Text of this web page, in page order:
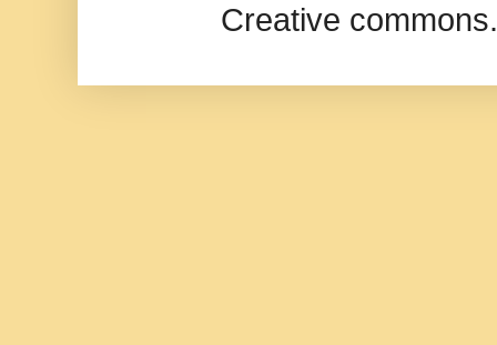
Creative